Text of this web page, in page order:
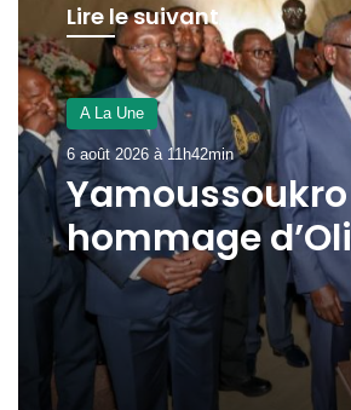
Lire le suivant
A La Une
5 août 2026 à 20h47min
Gabon : le
peaufine les
préparatifs
nationales